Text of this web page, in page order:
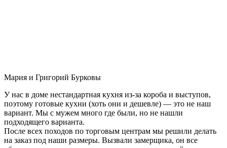
Мария и Григорий Бурковы
У нас в доме нестандартная кухня из-за короба и выступов,
поэтому готовые кухни (хоть они и дешевле) — это не наш
вариант. Мы с мужем много где были, но не нашли
подходящего варианта.
После всех походов по торговым центрам мы решили делать
на заказ под наши размеры. Вызвали замерщика, он все